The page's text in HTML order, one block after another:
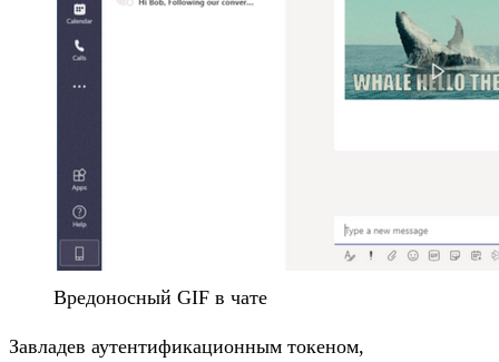
Вредоносный GIF в чате
Завладев аутентификационным токеном,